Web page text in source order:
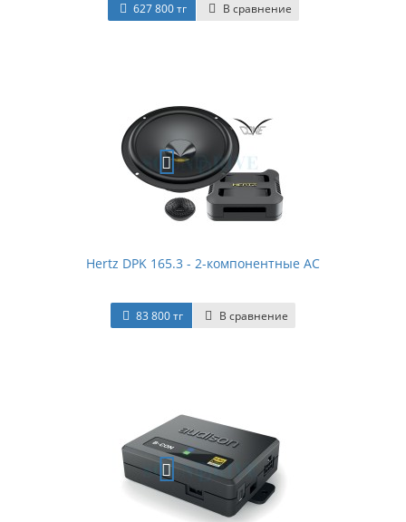
627 800 тг В сравнение
Hertz DPK 165.3 - 2-компонентные АС
83 800 тг В сравнение